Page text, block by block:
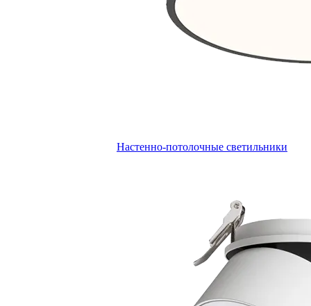
Настенно-потолочные светильники